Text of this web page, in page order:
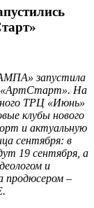
запустила
«АртСтарт». На
ТРЦ «Июнь»
клубы нового
и актуальную
сентября: в
19 сентября, а
и
продюсером –
.